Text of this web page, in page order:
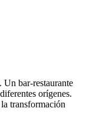
Un bar-restaurante
orígenes.
transformación